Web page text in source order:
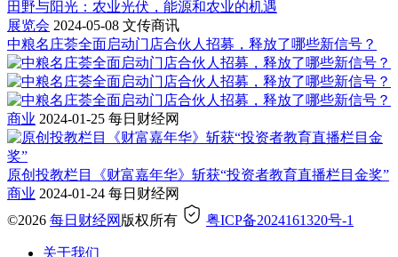
田野与阳光：农业光伏，能源和农业的机遇
展览会 2024-05-08 文传商讯
中粮名庄荟全面启动门店合伙人招募，释放了哪些新信号？
商业 2024-01-25 每日财经网
原创投教栏目《财富嘉年华》斩获“投资者教育直播栏目金奖”
商业 2024-01-24 每日财经网
©2026 每日财经网 版权所有 粤ICP备2024161320号-1
关于我们